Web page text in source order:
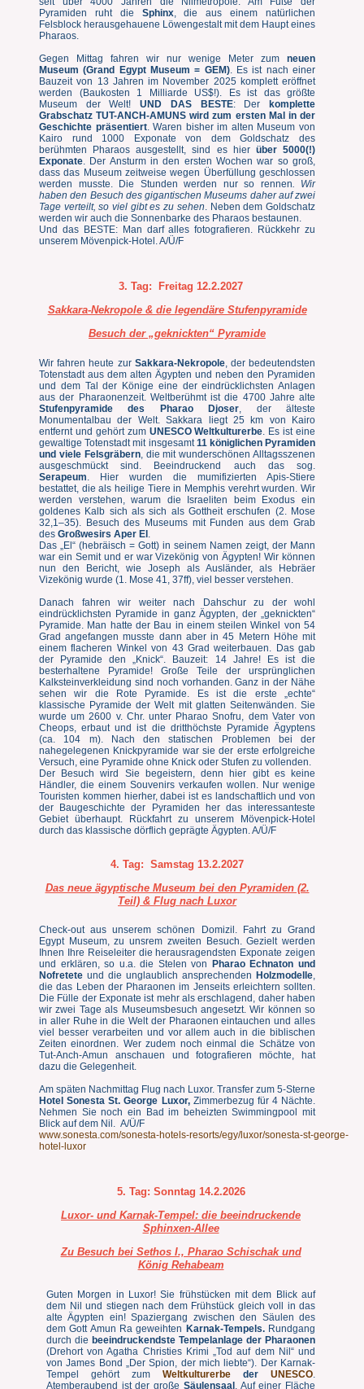
Pyramiden ruht die Sphinx, die aus einem natürlichen
Felsblock herausgehauene Löwengestalt mit dem Haupt eines
Pharaos.
Gegen Mittag fahren wir nur wenige Meter zum neuen
Museum (Grand Egypt Museum = GEM). Es ist nach einer
Bauzeit von 13 Jahren im November 2025 komplett eröffnet
werden (Baukosten 1 Milliarde US$!). Es ist das größte
Museum der Welt!UND DAS BESTE: Der
komplette
Grabschatz TUT-ANCH-AMUNS wird zum ersten Mal in der
Geschichte präsentiert. Waren bisher im alten Museum von
Kairo rund 1000 Exponate von dem Goldschatz des
berühmten Pharaos ausgestellt, sind es hier über 5000(!)
Exponate. Der Ansturm in den ersten Wochen war so groß,
dass das Museum zeitweise wegen Überfüllung geschlossen
werden musste. Die Stunden werden nur so rennen. Wir
haben den Besuch des gigantischen Museums daher auf zwei
Tage verteilt, so viel gibt es zu sehen. Neben dem Goldschatz
werden wir auch die Sonnenbarke des Pharaos bestaunen.
Und das BESTE: Man darf alles fotografieren. Rückkehr zu
unserem Mövenpick-Hotel. A/Ü/F
3. Tag:
Freitag 12.2.2027
Sakkara-Nekropole & die legendäre Stufenpyramide
Besuch der „geknickten“ Pyramide
Wir fahren heute zur Sakkara-Nekropole, der bedeutendsten
Totenstadt aus dem alten Ägypten und neben den Pyramiden
und dem Tal der Könige eine der eindrücklichsten Anlagen
aus der Pharaonenzeit. Weltberühmt ist die 4700 Jahre alte
Stufenpyramide des Pharao Djoser, der älteste
Monumentalbau der Welt. Sakkara liegt 25 km von Kairo
entfernt und gehört zum UNESCO Weltkulturerbe. Es ist eine
gewaltige Totenstadt mit insgesamt11 königlichen Pyramiden
und viele Felsgräbern, die mit wunderschönen Alltagsszenen
ausgeschmückt sind. Beeindruckend auch das sog.
Serapeum. Hier wurden die mumifizierten Apis-Stiere
bestattet, die als heilige Tiere in Memphis verehrt wurden. Wir
werden verstehen, warum die Israeliten beim Exodus ein
goldenes Kalb sich als sich als Gottheit erschufen (2. Mose
32,1–35). Besuch des Museums mit Funden aus dem Grab
des Großwesirs Aper El.
Das „El“ (hebräisch = Gott) in seinem Namen zeigt, der Mann
war ein Semit und er war Vizekönig von Ägypten! Wir können
nun den Bericht, wie Joseph als Ausländer, als Hebräer
Vizekönig wurde (1. Mose 41, 37ff), viel besser verstehen.
Danach fahren wir weiter nach Dahschur zu der wohl
eindrücklichsten Pyramide in ganz Ägypten, der „geknickten“
Pyramide. Man hatte der Bau in einem steilen Winkel von 54
Grad angefangen musste dann aber in 45 Metern Höhe mit
einem flacheren Winkel von 43 Grad weiterbauen. Das gab
der Pyramide den „Knick“. Bauzeit: 14 Jahre! Es ist die
besterhaltene Pyramide! Große Teile der ursprünglichen
Kalksteinverkleidung sind noch vorhanden. Ganz in der Nähe
sehen wir die Rote Pyramide. Es ist die erste „echte“
klassische Pyramide der Welt mit glatten Seitenwänden. Sie
wurde um 2600 v. Chr. unter Pharao Snofru, dem Vater von
Cheops, erbaut und ist die dritthöchste Pyramide Ägyptens
(ca. 104 m). Nach den statischen Problemen bei der
nahegelegenen Knickpyramide war sie der erste erfolgreiche
Versuch, eine Pyramide ohne Knick oder Stufen zu vollenden.
Der Besuch wird Sie begeistern, denn hier gibt es keine
Händler, die einem Souvenirs verkaufen wollen. Nur wenige
Touristen kommen hierher, dabei ist es landschaftlich und von
der Baugeschichte der Pyramiden her das interessanteste
Gebiet überhaupt. Rückfahrt zu unserem Mövenpick-Hotel
durch das klassische dörflich geprägte Ägypten. A/Ü/F
4. Tag: Samstag 13.2.2027
Das neue ägyptische Museum bei den Pyramiden (2.
Teil) & Flug nach Luxor
Check-out aus unserem schönen Domizil. Fahrt zu Grand
Egypt Museum, zu unsrem zweiten Besuch. Gezielt werden
Ihnen Ihre Reiseleiter die herausragendsten Exponate zeigen
und erklären, so u.a. die Stelen von
Pharao Echnaton und
Nofretete und die unglaublich ansprechenden Holzmodelle,
die das Leben der Pharaonen im Jenseits erleichtern sollten.
Die Fülle der Exponate ist mehr als erschlagend, daher haben
wir zwei Tage als Museumsbesuch angesetzt. Wir können so
in aller Ruhe in die Welt der Pharaonen eintauchen und alles
viel besser verarbeiten und vor allem auch in die biblischen
Zeiten einordnen. Wer zudem noch einmal die Schätze von
Tut-Anch-Amun anschauen und fotografieren möchte, hat
dazu die Gelegenheit.
Am späten Nachmittag Flug nach Luxor. Transfer zum 5-Sterne
Hotel Sonesta St. George Luxor, Zimmerbezug für 4 Nächte.
Nehmen Sie noch ein Bad im beheizten Swimmingpool mit
Blick auf dem Nil. A/Ü/F
www.sonesta.com/sonesta-hotels-resorts/egy/luxor/sonesta-st-george-
hotel-luxor
5. Tag: Sonntag 14.2.2026
Luxor- und Karnak-Tempel: die beeindruckende
Sphinxen-Allee
Zu Besuch bei Sethos I., Pharao Schischak und
König Rehabeam
Guten Morgen in Luxor! Sie frühstücken mit dem Blick auf
dem Nil und stiegen nach dem Frühstück gleich voll in das
alte Ägypten ein! Spaziergang zwischen den Säulen des
dem Gott Amun Ra geweihten Karnak-Tempels.Rundgang
durch die beeindruckendste Tempelanlage der Pharaonen
(Drehort von Agatha Christies Krimi „Tod auf dem Nil“ und
von James Bond „Der Spion, der mich liebte“). Der Karnak-
Tempel gehört zum Weltkulturerbe der UNESCO.
Atemberaubend ist der große Säulensaal. Auf einer Fläche